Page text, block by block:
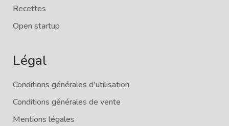
Recettes
Open startup
Légal
Conditions générales d'utilisation
Conditions générales de vente
Mentions légales